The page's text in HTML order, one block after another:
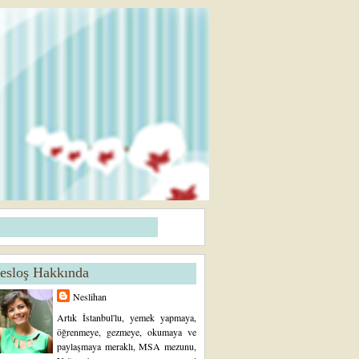
Hakkında
Neslihan
Artık İstanbul'lu, yemek yapmaya,
öğrenmeye, gezmeye, okumaya ve
paylaşmaya meraklı, MSA mezunu,